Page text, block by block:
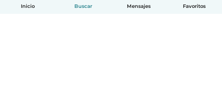
Inicio Buscar Mensajes Favoritos